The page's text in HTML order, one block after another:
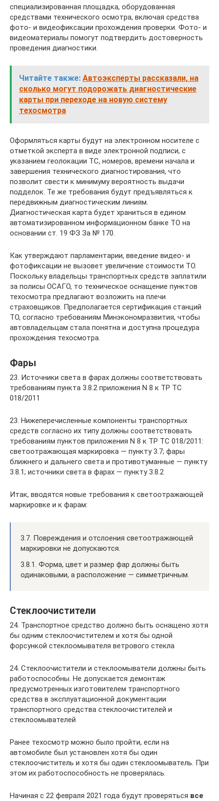
специализированная площадка, оборудованная
средствами технического осмотра, включая средства
фото- и видеофиксации прохождения проверки. Фото- и
видеоматериалы помогут подтвердить достоверность
проведения диагностики.
Читайте также: Автоэксперты рассказали, на
сколько могут подорожать диагностические
карты при переходе на новую систему
техосмотра
Оформляться карты будут на электронном носителе с
отметкой эксперта в виде электронной подписи, с
указанием геолокации ТС, номеров, времени начала и
завершения технического диагностирования, что
позволит свести к минимуму вероятность выдачи
подделок. Те же требования будут предъявляться к
передвижным диагностическим линиям.
Диагностическая карта будет храниться в едином
автоматизированном информационном банке ТО на
основании ст. 19 ФЗ За № 170.
Как утверждают парламентарии, введение видео- и
фотофиксации не вызовет увеличение стоимости ТО.
Поскольку владельцы транспортных средств заплатили
за полисы ОСАГО, то техническое оснащение пунктов
техосмотра предлагают возложить на плечи
страховщиков. Предполагается сертификация станций
ТО, согласно требованиям Минэкономразвития, чтобы
автовладельцам стала понятна и доступна процедура
прохождения техосмотра.
Фары
23. Источники света в фарах должны соответствовать
требованиям пункта 3.8.2 приложения N 8 к ТР ТС
018/2011
23. Нижеперечисленные компоненты транспортных
средств согласно их типу должны соответствовать
требованиям пунктов приложения N 8 к ТР ТС 018/2011:
светоотражающая маркировка — пункту 3.7; фары
ближнего и дальнего света и противотуманные — пункту
3.8.1; источники света в фарах — пункту 3.8.2
Итак, вводятся новые требования к светоотражающей
маркировке и к фарам:
3.7. Повреждения и отслоения светоотражающей
маркировки не допускаются.
3.8.1. Форма, цвет и размер фар должны быть
одинаковыми, а расположение — симметричным.
Стеклоочистители
24. Транспортное средство должно быть оснащено хотя
бы одним стеклоочистителем и хотя бы одной
форсункой стеклоомывателя ветрового стекла
24. Стеклоочистители и стеклоомыватели должны быть
работоспособны. Не допускается демонтаж
предусмотренных изготовителем транспортного
средства в эксплуатационной документации
транспортного средства стеклоочистителей и
стеклоомывателей
Ранее техосмотр можно было пройти, если на
автомобиле был установлен хотя бы один
стеклоочиститель и хотя бы один стеклоомыватель. При
этом их работоспособность не проверялась.
Начиная с 22 февраля 2021 года будут проверяться все